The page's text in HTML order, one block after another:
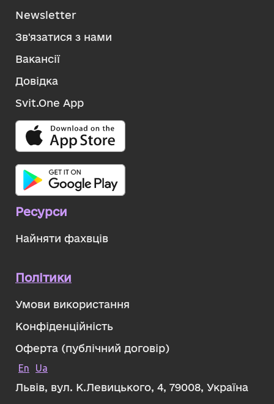
Newsletter
Зв'язатися з нами
Вакансії
Довідка
Svit.One App
Ресурси
Найняти фахвців
Політики
Умови використання
Конфіденційність
Оферта (публічний договір)
En Ua
Львів, вул. К.Левицького, 4, 79008, Україна